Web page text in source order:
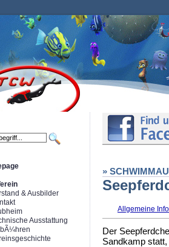
& Ausbilder
Ausstattung
»
Allgemeine
Der
Sandkamp